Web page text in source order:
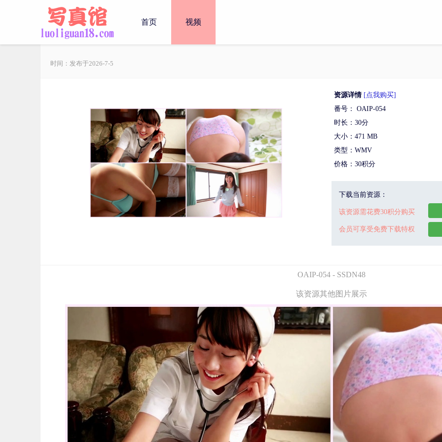
首页 视频
时间：发布于2026-7-5
资源详情 [点我购买]
番号： OAIP-054
时长：30分
大小：471 MB
类型：WMV
价格：30积分
下载当前资源：
该资源需花费30积分购买
会员可享受免费下载特权
OAIP-054 - SSDN48
该资源其他图片展示